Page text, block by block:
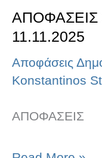
ΑΠΟΦΑΣΕΙΣ
11.11.2025
Αποφάσεις
Konstantinos
ΑΠΟΦΑΣΕΙΣ